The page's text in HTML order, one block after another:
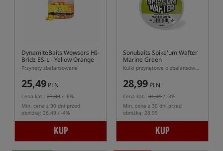
DynamiteBaits Wowsers HI-
Bridz ES-L - Yellow Orange
Przynęty zbalansowane
25,49 PLN
Cena kat.: 27,00 / -6%
Min. cena z 30 dni przed
obniżką: 26.49 / -4%
KUP
Sonubaits Spike'um Wafter
Marine Green
Kulki przynętowe o zbalansowanej pływalności (wafters)
28,99 PLN
Cena kat.: 31,49 / -8%
Min. cena z 30 dni przed
obniżką: 28.99
KUP